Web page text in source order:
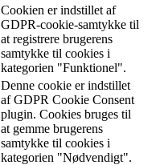
Cookien er indstillet af
GDPR-cookie-samtykke til
at registrere brugerens
samtykke til cookies i
kategorien "Funktionel".
Denne cookie er indstillet
af GDPR Cookie Consent
plugin. Cookies bruges til
at gemme brugerens
samtykke til cookies i
kategorien "Nødvendigt".